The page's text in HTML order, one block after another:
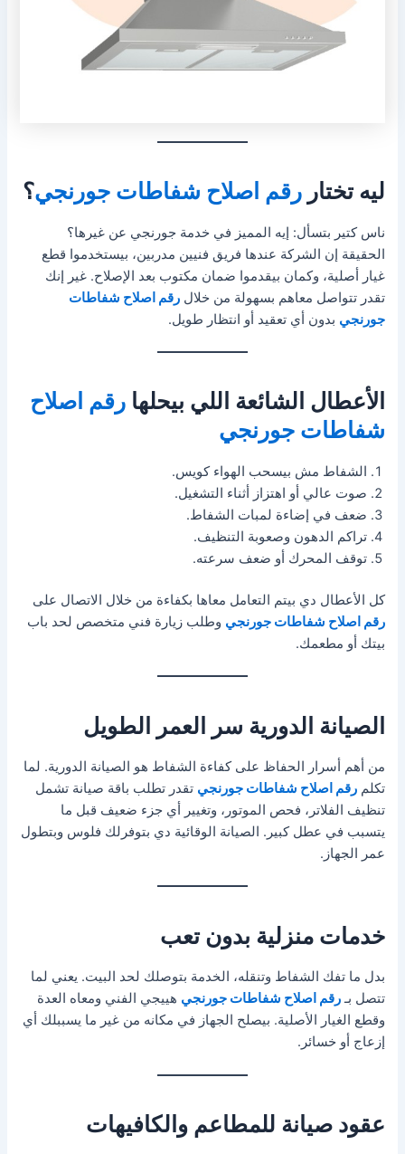
ليه تختاررقم اصلاح شفاطات جورنجي؟
ناس كتير بتسأل: إيه المميز في خدمة جورنجي عن غيرها؟
الحقيقة إن الشركة عندها فريق فنيين مدربين، بيستخدموا قطع
غيار أصلية، وكمان بيقدموا ضمان مكتوب بعد الإصلاح. غير إنك
تقدر تتواصل معاهم بسهولة من خلالرقم اصلاح شفاطات
جورنجي بدون أي تعقيد أو انتظار طويل.
الأعطال الشائعة اللي بيحلهارقم اصلاح
شفاطات جورنجي
الشفاط مش بيسحب الهواء كويس.
صوت عالي أو اهتزاز أثناء التشغيل.
ضعف في إضاءة لمبات الشفاط.
تراكم الدهون وصعوبة التنظيف.
توقف المحرك أو ضعف سرعته.
كل الأعطال دي بيتم التعامل معاها بكفاءة من خلال الاتصال على
رقم اصلاح شفاطات جورنجي وطلب زيارة فني متخصص لحد باب
بيتك أو مطعمك.
الصيانة الدورية سر العمر الطويل
من أهم أسرار الحفاظ على كفاءة الشفاط هو الصيانة الدورية. لما
تكلمرقم اصلاح شفاطات جورنجي تقدر تطلب باقة صيانة تشمل
تنظيف الفلاتر، فحص الموتور، وتغيير أي جزء ضعيف قبل ما
يتسبب في عطل كبير. الصيانة الوقائية دي بتوفرلك فلوس وبتطول
عمر الجهاز.
خدمات منزلية بدون تعب
بدل ما تفك الشفاط وتنقله، الخدمة بتوصلك لحد البيت. يعني لما
تتصل بـرقم اصلاح شفاطات جورنجي هييجي الفني ومعاه العدة
وقطع الغيار الأصلية. بيصلح الجهاز في مكانه من غير ما يسببلك أي
إزعاج أو خسائر.
عقود صيانة للمطاعم والكافيهات